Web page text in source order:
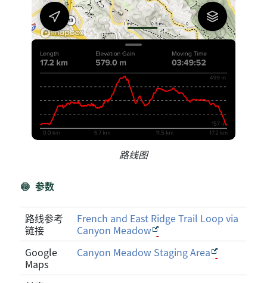
路线图
参数
路线参考
链接
French and East Ridge Trail Loop via
Canyon Meadow
Google
Maps
Canyon Meadow Staging Area